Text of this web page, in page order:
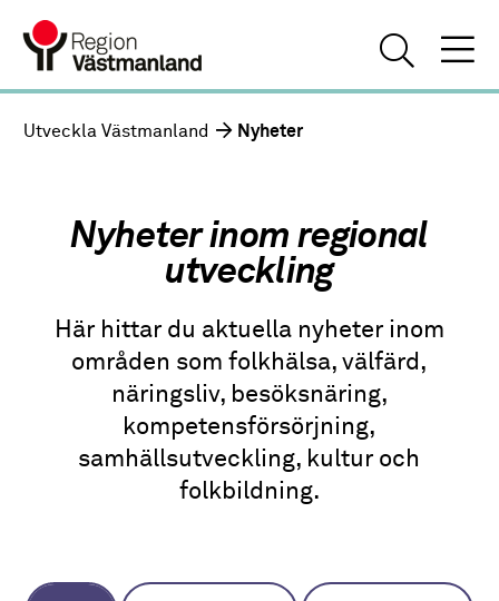
Utveckla Västmanland Nyheter
Nyheter inom regional
utveckling
Här hittar du aktuella nyheter inom
områden som folkhälsa, välfärd,
näringsliv, besöksnäring,
kompetensförsörjning,
samhällsutveckling, kultur och
folkbildning.